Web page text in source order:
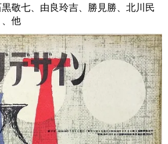
敬七、由良玲吉、勝見勝、北川民
他